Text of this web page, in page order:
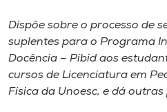
Diplomados
Cultura
Dispõe sobre o processo de
suplentes para o Programa
Docência – Pibid aos
cursos de Licenciatura em
Física da Unoesc, e dá outras